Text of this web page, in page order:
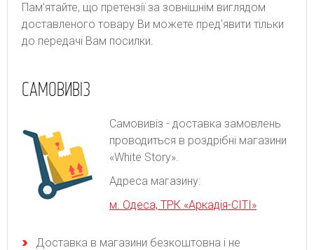
Пам'ятайте, що претензії за зовнішнім виглядом
доставленого товару Ви можете пред'явити тільки
до передачі Вам посилки.
САМОВИВІЗ
Самовивіз - доставка замовлень
проводиться в роздрібні магазини
«White Story».
Адреса магазину:
м. Одеса, ТРК «Аркадія-СІТІ»
Доставка в магазини безкоштовна і не